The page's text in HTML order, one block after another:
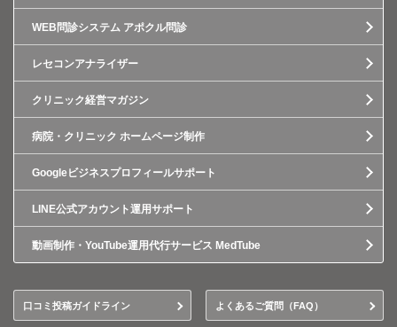
WEB問診システム アポクル問診
レセコンアナライザー
クリニック経営マガジン
病院・クリニック ホームページ制作
Googleビジネスプロフィールサポート
LINE公式アカウント運用サポート
動画制作・YouTube運用代行サービス MedTube
口コミ投稿ガイドライン よくあるご質問（FAQ）